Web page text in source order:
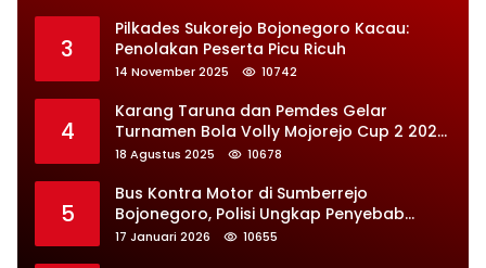
3
Pilkades Sukorejo Bojonegoro Kacau:
Penolakan Peserta Picu Ricuh
14 November 2025 10742
4
Karang Taruna dan Pemdes Gelar
Turnamen Bola Volly Mojorejo Cup 2 2025,
Diikuti 28 Tim
18 Agustus 2025 10678
5
Bus Kontra Motor di Sumberrejo
Bojonegoro, Polisi Ungkap Penyebab
Kecelakaan
17 Januari 2026 10655